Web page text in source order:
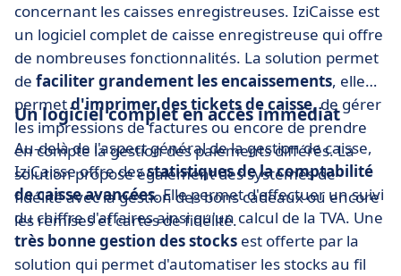
concernant les caisses enregistreuses. IziCaisse est
un logiciel complet de caisse enregistreuse qui offre
de nombreuses fonctionnalités. La solution permet
de faciliter grandement les encaissements, elle
permetd'imprimer des tickets de caisse, de gérer
les impressions de factures ou encore de prendre
en compte la gestion des paiements différés. La
solution propose également des systèmes de
fidélité avec la gestion des bons cadeaux ou encore
les remises et cartes de fidélité.
Un logiciel complet en accès immédiat
Au-delà de l'aspect général de la gestion de caisse,
IziCaisse offre desstatistiques de la comptabilité
de caisse avancées. Elle permet d'effectuer un suivi
du chiffre d'affaires ainsi qu'un calcul de la TVA. Une
très bonne gestion des stocks est offerte par la
solution qui permet d'automatiser les stocks au fil